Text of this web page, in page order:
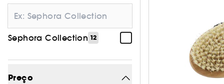
Sephora Collection 12
Preço